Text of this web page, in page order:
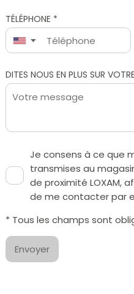
TÉLÉPHONE *
▼
Je consens à ce que
transmises au
de proximité LOXAM,
de me contacter par
* Tous les champs sont
Envoyer